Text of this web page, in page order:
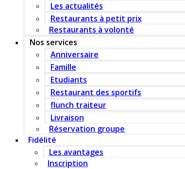
Les actualités
Restaurants à petit prix
Restaurants à volonté
Nos services
Anniversaire
Famille
Etudiants
Restaurant des sportifs
flunch traiteur
Livraison
Réservation groupe
Fidélité
Les avantages
Inscription